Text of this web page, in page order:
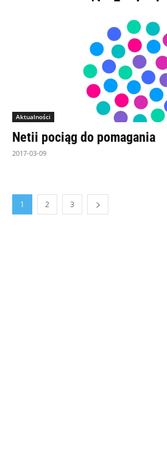
Aktualności
Netii pociąg do pomagania
2017-03-09
1 2 3